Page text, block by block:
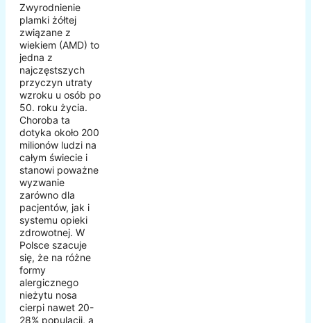
Zwyrodnienie
plamki żółtej
związane z
wiekiem (AMD) to
jedna z
najczęstszych
przyczyn utraty
wzroku u osób po
50. roku życia.
Choroba ta
dotyka około 200
milionów ludzi na
całym świecie i
stanowi poważne
wyzwanie
zarówno dla
pacjentów, jak i
systemu opieki
zdrowotnej. W
Polsce szacuje
się, że na różne
formy
alergicznego
nieżytu nosa
cierpi nawet 20-
28% populacji, a